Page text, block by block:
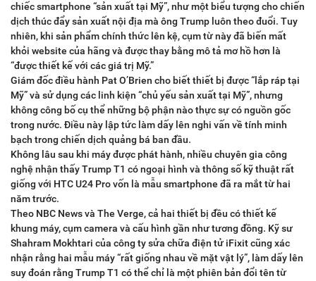
chiếc smartphone “sản xuất tại Mỹ”, như một biểu tượng cho chiến
dịch thúc đẩy sản xuất nội địa mà ông Trump luôn theo đuổi. Tuy
nhiên, khi sản phẩm chính thức lên kệ, cụm từ này đã biến mất
khỏi website của hãng và được thay bằng mô tả mơ hồ hơn là
“được thiết kế với các giá trị Mỹ.”
Giám đốc điều hành Pat O’Brien cho biết thiết bị được “lắp ráp tại
Mỹ” và sử dụng các linh kiện “chủ yếu sản xuất tại Mỹ”, nhưng
không công bố cụ thể những bộ phận nào thực sự có nguồn gốc
trong nước. Điều này lập tức làm dấy lên nghi vấn về tính minh
bạch trong chiến dịch quảng bá ban đầu.
Không lâu sau khi máy được phát hành, nhiều chuyên gia công
nghệ nhận thấy Trump T1 có ngoại hình và thông số kỹ thuật rất
giống với HTC U24 Pro vốn là mẫu smartphone đã ra mắt từ hai
năm trước.
Theo NBC News và The Verge, cả hai thiết bị đều có thiết kế
khung máy, cụm camera và cấu hình gần như tương đồng. Kỹ sư
Shahram Mokhtari của công ty sửa chữa điện tử iFixit cũng xác
nhận rằng hai mẫu máy “rất giống nhau về mặt vật lý”, làm dấy lên
suy đoán rằng Trump T1 có thể chỉ là một phiên bản đổi tên từ